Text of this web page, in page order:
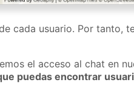
cada usuario. Por tanto,
el acceso al chat en
puedas encontrar